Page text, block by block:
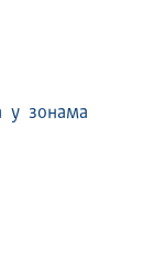
у зонама